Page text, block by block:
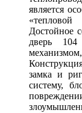
является
Достойное
дверь
замка и
систему,